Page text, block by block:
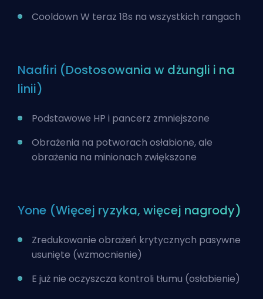
Cooldown W teraz 18s na wszystkich rangach
Naafiri (Dostosowania w dżungli i na
linii)
Podstawowe HP i pancerz zmniejszone
Obrażenia na potworach osłabione, ale
obrażenia na minionach zwiększone
Yone (Więcej ryzyka, więcej nagrody)
Zredukowanie obrażeń krytycznych pasywne
usunięte (wzmocnienie)
E już nie oczyszcza kontroli tłumu (osłabienie)